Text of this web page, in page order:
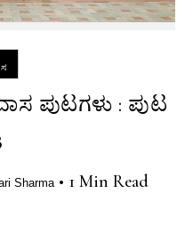
ಪುಟಗಳು : ಪುಟ
Sharma • 1 Min Read